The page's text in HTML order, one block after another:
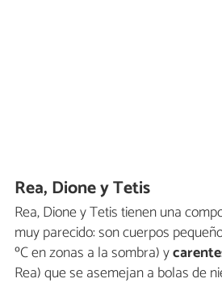
Rea, Dione y Tetis
Rea, Dione y Tetis tienen una
muy parecido: son cuerpos
ºC en zonas a la sombra) y
Rea) que se asemejan a bolas de